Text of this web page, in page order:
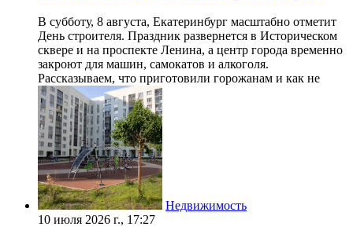
В субботу, 8 августа, Екатеринбург масштабно отметит
День строителя. Праздник развернется в Историческом
сквере и на проспекте Ленина, а центр города временно
закроют для машин, самокатов и алкоголя.
Рассказываем, что приготовили горожанам и как не
Недвижимость
10 июля 2026 г., 17:27